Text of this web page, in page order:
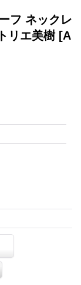
フ ネックレ
リエ美樹 [A